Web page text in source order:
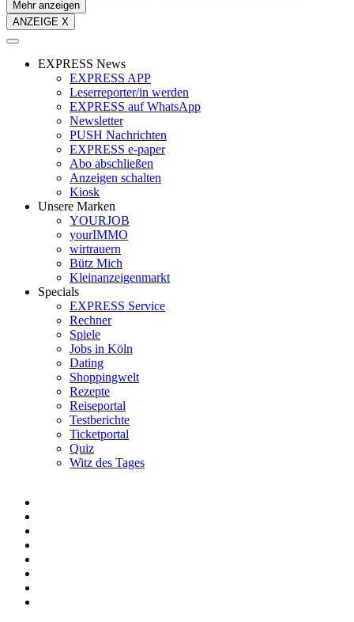
Mehr anzeigen
ANZEIGE X
EXPRESS News
EXPRESS APP
Leserreporter/in werden
EXPRESS auf WhatsApp
Newsletter
PUSH Nachrichten
EXPRESS e-paper
Abo abschließen
Anzeigen schalten
Kiosk
Unsere Marken
YOURJOB
yourIMMO
wirtrauern
Bütz Mich
Kleinanzeigenmarkt
Specials
EXPRESS Service
Rechner
Spiele
Jobs in Köln
Dating
Shoppingwelt
Rezepte
Reiseportal
Testberichte
Ticketportal
Quiz
Witz des Tages